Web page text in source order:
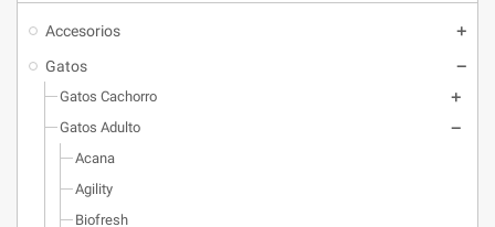
Accesorios
Gatos
Gatos Cachorro
Gatos Adulto
Acana
Agility
Biofresh